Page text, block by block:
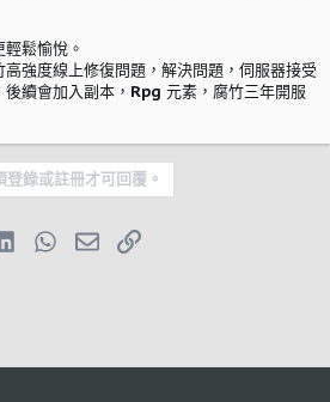
鬆愉悅。
強度線上修復問題，解決問題，伺服器接受
續會加入副本，Rpg 元素，腐竹三年開服
登錄或註冊才可回覆。
LinkedInWhatsApp
郵件 鏈接